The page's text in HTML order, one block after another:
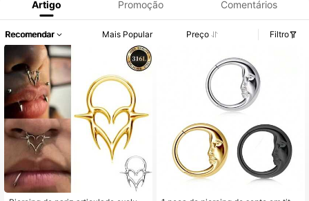
Artigo Promoção Comentários
Recomendar Mais Popular Preço Filtro